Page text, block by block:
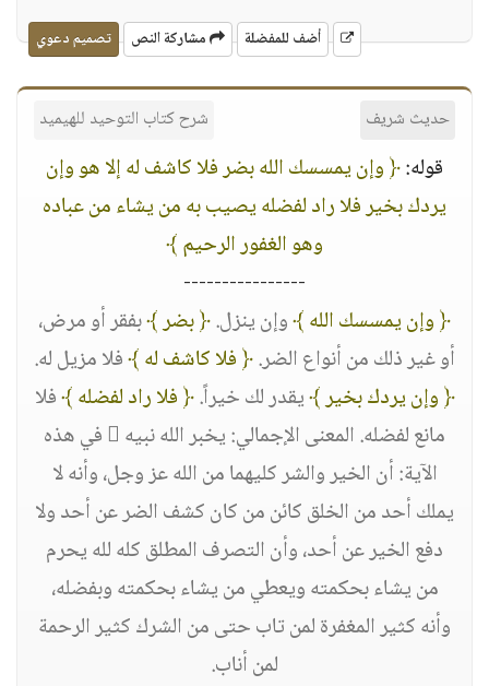
أضف للمفضلة مشاركة النص تصميم دعوي
حديث شريف شرح كتاب التوحيد للهيميد
قوله:﴿ وإن يمسسك الله بضر فلا كاشف له إلا هو وإن
يردك بخير فلا راد لفضله يصيب به من يشاء من عباده
وهو الغفور الرحيم ﴾
----------------
﴿ وإن يمسسك الله ﴾وإن ينزل.﴿ بضر ﴾بفقر أو مرض،
أو غير ذلك من أنواع الضر.﴿ فلا كاشف له ﴾فلا مزيل له.
﴿ وإن يردك بخير ﴾يقدر لك خيراً.﴿ فلا راد لفضله ﴾فلا
مانع لفضله. المعنى الإجمالي: يخبر الله نبيه  في هذه
الآية: أن الخير والشر كليهما من الله عز وجل، وأنه لا
يملك أحد من الخلق كائن من كان كشف الضر عن أحد ولا
دفع الخير عن أحد، وأن التصرف المطلق كله لله يحرم
من يشاء بحكمته ويعطي من يشاء بحكمته وبفضله،
وأنه كثير المغفرة لمن تاب حتى من الشرك كثير الرحمة
لمن أناب.